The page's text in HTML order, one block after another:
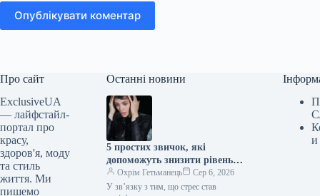
Опублікувати коментар
Про сайт
ExclusiveUA
— лайфстайл-
портал про
красу,
здоров'я, моду
та стиль
життя. Ми
пишемо
Останні новини
5 простих звичок, які
допоможуть знизити рівень
кортизолу
Охрім Гетьманець
Сер 6, 2026
У зв’язку з тим, що стрес став
и